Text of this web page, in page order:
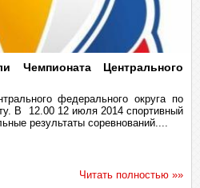
Чемпионата Центрального
федерального округа по
В 12.00 12 июля 2014 спортивный
результаты соревнований....
Читать полностью »»